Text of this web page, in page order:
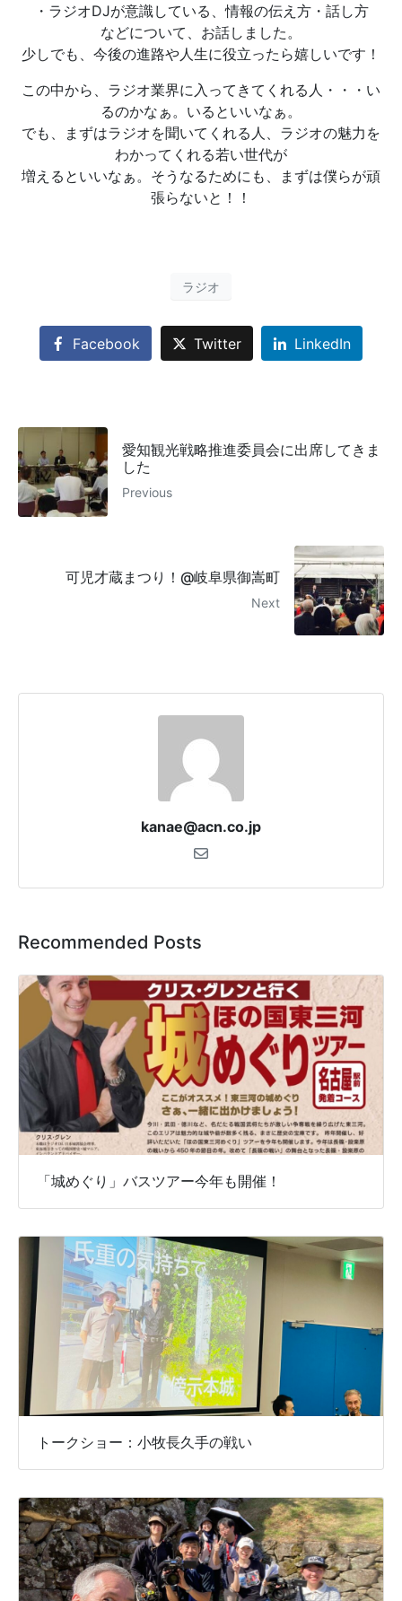
・ラジオDJが意識している、情報の伝え方・話し方
などについて、お話しました。
少しでも、今後の進路や人生に役立ったら嬉しいです！
この中から、ラジオ業界に入ってきてくれる人・・・い
るのかなぁ。いるといいなぁ。
でも、まずはラジオを聞いてくれる人、ラジオの魅力を
わかってくれる若い世代が
増えるといいなぁ。そうなるためにも、まずは僕らが頑
張らないと！！
ラジオ
Facebook Twitter LinkedIn
愛知観光戦略推進委員会に出席してきま
した
Previous
可児才蔵まつり！@岐阜県御嵩町
Next
kanae@acn.co.jp
Recommended Posts
「城めぐり」バスツアー今年も開催！
トークショー：小牧長久手の戦い